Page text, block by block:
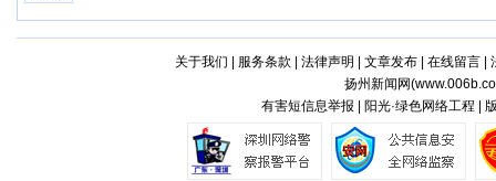
关于我们 服务条款 法律声明 文章发布| 在线留言|
扬州新闻网(
有害短信息举报 | 阳光·绿色网络工程 |